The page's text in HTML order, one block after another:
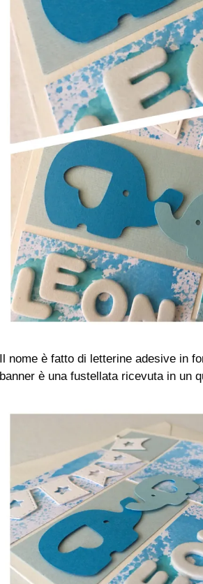
Il nome è fatto di letterine adesive in
banner è una fustellata ricevuta in un